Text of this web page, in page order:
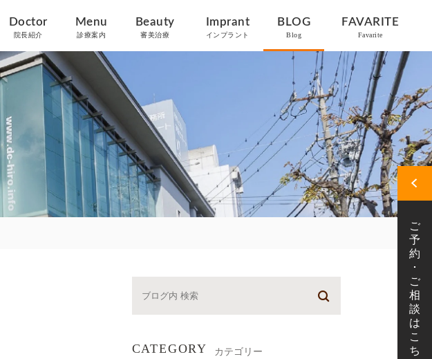
Doctor
院長紹介
Menu
診療案内
Beauty
審美治療
Imprant
インプラント
BLOG
Blog
FAVARITE
Favarite
CATEGORY カテゴリー